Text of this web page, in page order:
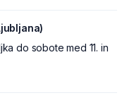
do sobote med 11. in